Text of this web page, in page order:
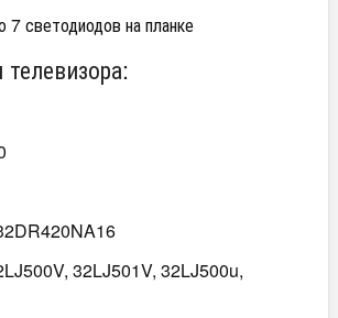
7 светодиодов на планке
32LJ501V, 32LJ500u,